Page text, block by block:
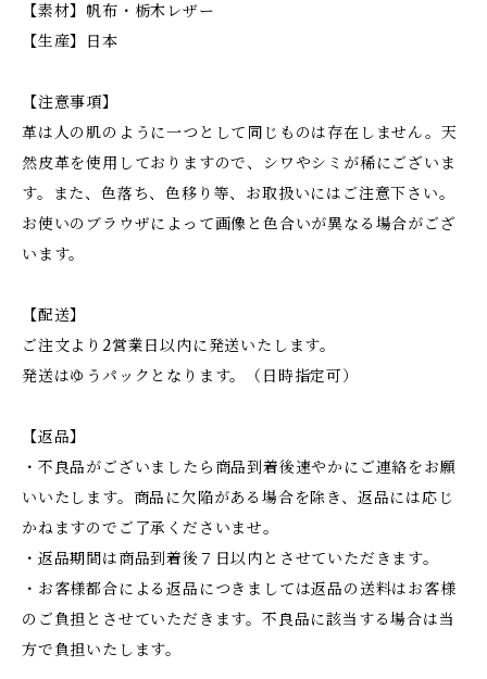
【素材】帆布・栃木レザー
【生産】日本
【注意事項】
革は人の肌のように一つとして同じものは存在しません。天
然皮革を使用しておりますので、シワやシミが稀にございま
す。また、色落ち、色移り等、お取扱いにはご注意下さい。
お使いのブラウザによって画像と色合いが異なる場合がござ
います。
【配送】
ご注文より2営業日以内に発送いたします。
発送はゆうパックとなります。（日時指定可）
【返品】
・不良品がございましたら商品到着後速やかにご連絡をお願
いいたします。商品に欠陥がある場合を除き、返品には応じ
かねますのでご了承くださいませ。
・返品期間は商品到着後７日以内とさせていただきます。
・お客様都合による返品につきましては返品の送料はお客様
のご負担とさせていただきます。不良品に該当する場合は当
方で負担いたします。